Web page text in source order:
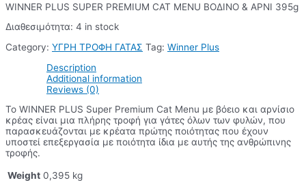
WINNER PLUS SUPER PREMIUM CAT MENU ΒΟΔΙΝΟ & ΑΡΝΙ 395g
Διαθεσιμότητα: 4 in stock
Category: ΥΓΡΗ ΤΡΟΦΗ ΓΑΤΑΣ Tag: Winner Plus
Description
Additional information
Reviews (0)
Το WINNER PLUS Super Premium Cat Menu με βόειο και αρνίσιο
κρέας είναι μια πλήρης τροφή για γάτες όλων των φυλών, που
παρασκευάζονται με κρέατα πρώτης ποιότητας που έχουν
υποστεί επεξεργασία με ποιότητα ίδια με αυτής της ανθρώπινης
τροφής.
Weight 0,395 kg